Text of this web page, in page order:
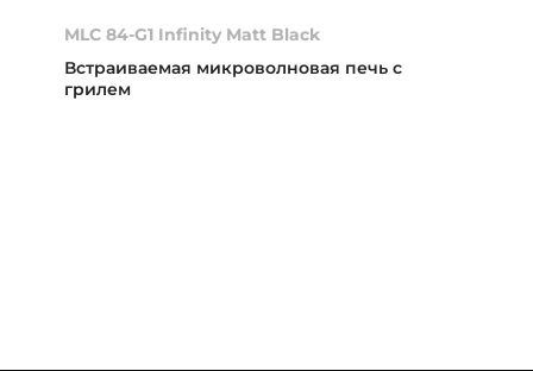
MLC 84-G1 Infinity Matt Black
Встраиваемая микроволновая печь с
грилем